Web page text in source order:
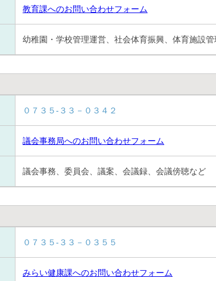
教育課へのお問い合わせフォーム
幼稚園・学校管理運営、社会体育振興、体育施設
０７３５-３３－０３４２
議会事務局へのお問い合わせフォーム
議会事務、委員会、議案、会議録、会議傍聴など
０７３５-３３－０３５５
みらい健康課へのお問い合わせフォーム